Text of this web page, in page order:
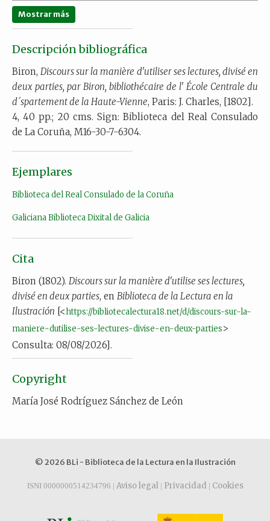
Mostrar más
Descripción bibliográfica
Biron, Discours sur la manière d'utiliser ses lectures, divisé en
deux parties, par Biron, bibliothécaire de l' École Centrale du
d´spartement de la Haute-Vienne, Paris: J. Charles, [1802].
4, 40 pp.; 20 cms. Sign: Biblioteca del Real Consulado
de La Coruña, M16-30-7-6304.
Ejemplares
Biblioteca del Real Consulado de la Coruña
Galiciana Biblioteca Dixital de Galicia
Cita
Biron (1802). Discours sur la manière d'utilise ses lectures,
divisé en deux parties, en Biblioteca de la Lectura en la
Ilustración [<https://bibliotecalectura18.net/d/discours-sur-la-
maniere-dutilise-ses-lectures-divise-en-deux-parties>
Consulta: 08/08/2026].
Copyright
María José Rodríguez Sánchez de León
© 2026 BLi - Biblioteca de la Lectura en la Ilustración
ISNI 0000000514234796 | Aviso legal | Privacidad | Cookies